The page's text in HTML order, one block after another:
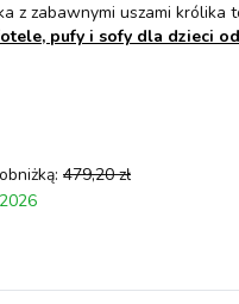
z zabawnymi uszami królika
pufy i sofy dla dzieci
479,20 zł